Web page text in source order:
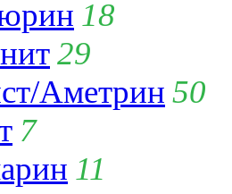
18
29
Аметрин 50
7
11